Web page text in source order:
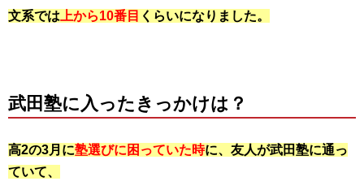
文系では 上から10番目 くらいになりました。
武田塾に入ったきっかけは？
高2の3月に塾選びに困っていた時に、友人が武田塾に通っ
ていて、